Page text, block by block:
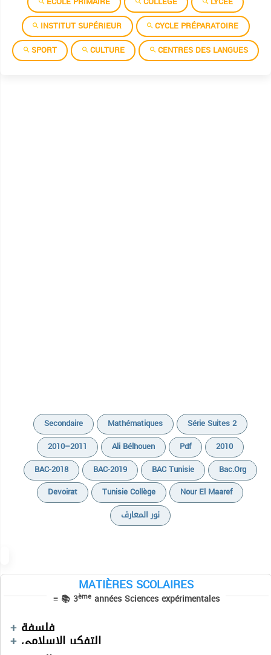
INSTITUT SUPÉRIEUR
CYCLE PRÉPARATOIRE
SPORT
CULTURE CENTRES DES LANGUES
Secondaire Mathématiques
Série Suites 2
2010–2011
Ali Bélhouen Pdf
2010
BAC-2018
BAC-2019 BAC Tunisie
Bac.org
Devoirat
Tunisie Collège
Nour El Maaref
نور المعارف
MATIÈRES SCOLAIRES
≡ 📚 3èmeannées Sciences expérimentales
فلسفة
Devoirs
التفكير الإسلامي
Devoirs
Devoirs
Séries
Cours
Devoirs